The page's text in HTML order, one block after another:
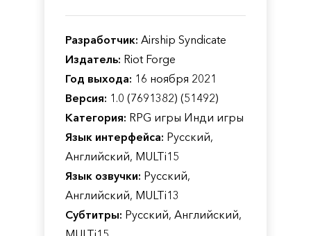
Разработчик: Airship Syndicate
Издатель: Riot Forge
Год выхода: 16 ноября 2021
Версия: 1.0 (7691382) (51492)
Категория: RPG игры Инди игры
Язык интерфейса: Русский,
Английский, MULTi15
Язык озвучки: Русский,
Английский, MULTi13
Субтитры: Русский, Английский,